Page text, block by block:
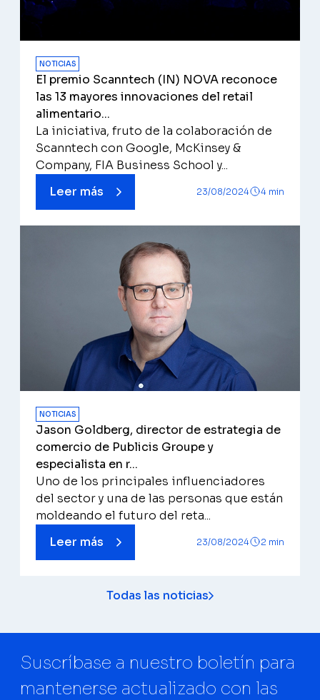
NOTICIAS
El premio Scanntech (IN) NOVA reconoce
las 13 mayores innovaciones del retail
alimentario...
La iniciativa, fruto de la colaboración de
Scanntech con Google, McKinsey &
Company, FIA Business School y...
Leer más
23/08/2024 4 min
NOTICIAS
Jason Goldberg, director de estrategia de
comercio de Publicis Groupe y
especialista en r...
Uno de los principales influenciadores
del sector y una de las personas que están
moldeando el futuro del reta...
Leer más
23/08/2024 2 min
Todas las noticias
Suscríbase a nuestro boletín para
mantenerse actualizado con las